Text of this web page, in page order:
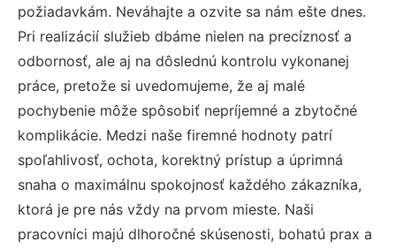
požiadavkám. Neváhajte a ozvite sa nám ešte dnes.
Pri realizácií služieb dbáme nielen na precíznosť a
odbornosť, ale aj na dôslednú kontrolu vykonanej
práce, pretože si uvedomujeme, že aj malé
pochybenie môže spôsobiť nepríjemné a zbytočné
komplikácie. Medzi naše firemné hodnoty patrí
spoľahlivosť, ochota, korektný prístup a úprimná
snaha o maximálnu spokojnosť každého zákazníka,
ktorá je pre nás vždy na prvom mieste. Naši
pracovníci majú dlhoročné skúsenosti, bohatú prax a